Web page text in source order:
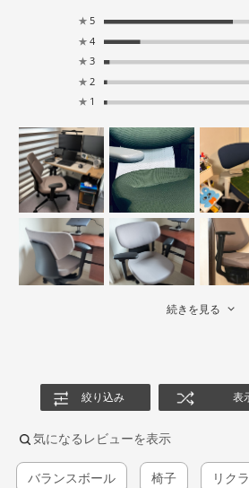
★ 5
★ 4
★ 3
★ 2
★ 1
続きを見る
絞り込み 表
気になるレビューを表示
バランスボール 椅子 リク